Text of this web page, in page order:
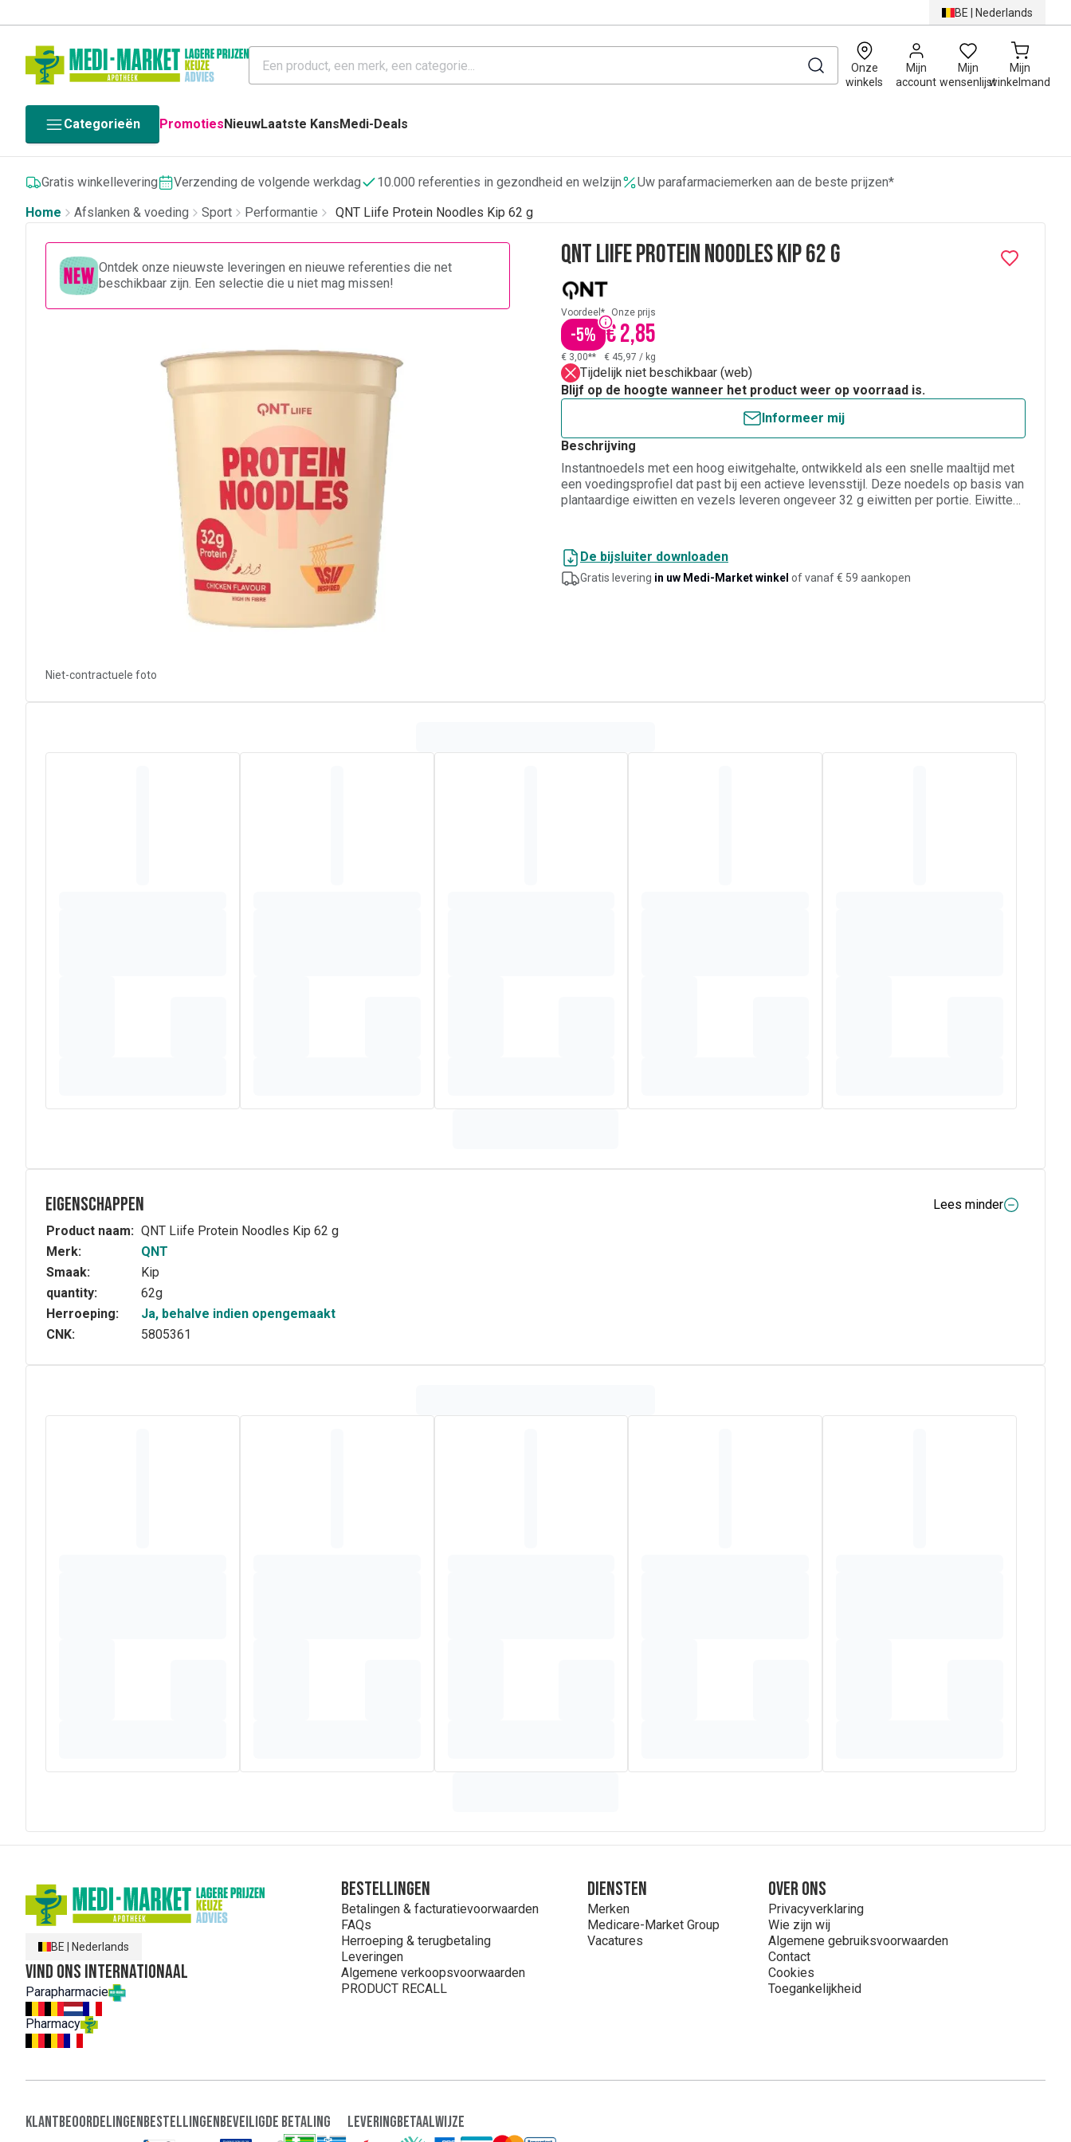
BE | Nederlands
Onze
winkels
Mijn
account
Mijn
wensenlijst
Mijn
winkelmand
0
Categorieën PromotiesNieuwLaatste KansMedi-Deals
Gratis winkellevering Verzending de volgende werkdag 10.000 referenties in gezondheid en welzijn
Uw parafarmaciemerken aan de beste prijzen*
Home
Afslanken & voeding Sport Performantie QNT Liife Protein Noodles Kip 62 g
Ontdek onze nieuwste leveringen en nieuwe referenties die net
beschikbaar zijn. Een selectie die u niet mag missen!
Niet-contractuele foto
QNT Liife Protein Noodles Kip 62 g
Voordeel*
-5%
Onze prijs
€ 2,85
€ 3,00** € 45,97 / kg
Tijdelijk niet beschikbaar (web)
Blijf op de hoogte wanneer het product weer op voorraad is.
Informeer mij
Beschrijving
Instantnoedels met een hoog eiwitgehalte, ontwikkeld als een snelle maaltijd met
een voedingsprofiel dat past bij een actieve levensstijl. Deze noedels op basis van
plantaardige eiwitten en vezels leveren ongeveer 32 g eiwitten per portie. Eiwitten
met toevoeging van kokend water, om snel en eenvoudig een warme maaltijd te
bereiden die rijk is aan eiwitten en arm aan suikers. De kipsmaak biedt een zacht en
evenwichtig aromatisch profiel met een lichte kruidige toets, geïnspireerd op de
De bijsluiter downloaden
Gratis levering in uw Medi-Market winkel of vanaf € 59 aankopen
Eigenschappen
Lees minder
Product naam: QNT Liife Protein Noodles Kip 62 g
Merk:
QNT
Smaak:
Kip
quantity:
62g
Herroeping:
Ja, behalve indien opengemaakt
CNK:
5805361
BE Nederlands
Vind ons internationaal
Parapharmacie
Pharmacy
Bestellingen
Betalingen & facturatievoorwaarden
FAQs
Herroeping & terugbetaling
Leveringen
Algemene verkoopsvoorwaarden
PRODUCT RECALL
Diensten
Merken
Medicare-Market Group
Vacatures
Over ons
Privacyverklaring
Wie zijn wij
Algemene gebruiksvoorwaarden
Contact
Cookies
Toegankelijkheid
KlantbeoordelingenBestellingenBeveiligde Betaling LeveringBetaalwijze